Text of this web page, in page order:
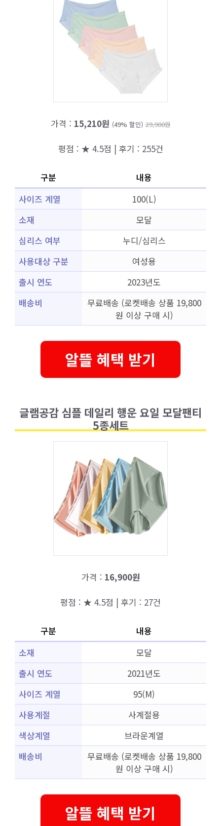
가격 : 15,210원 (49% 할인) 29,900원
평점 : ★ 4.5점 | 후기 : 255건
구분
내용
사이즈 계열
100(L)
소재
모달
심리스 여부
누디/심리스
사용대상 구분
여성용
출시 연도
2023년도
배송비
무료배송 (로켓배송 상품 19,800
원 이상 구매 시)
알뜰 혜택 받기
글램공감 심플 데일리 행운 요일 모달팬티
5종세트
가격 : 16,900원
평점 : ★ 4.5점 | 후기 : 27건
구분
내용
소재
모달
출시 연도
2021년도
사이즈 계열
95(M)
사용계절
사계절용
색상계열
브라운계열
배송비
무료배송 (로켓배송 상품 19,800
원 이상 구매 시)
알뜰 혜택 받기